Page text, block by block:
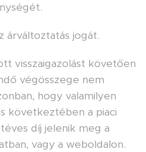
árváltoztatás jogát.
visszaigazolást követően
végösszege nem
hogy valamilyen
következtében a piaci
díj jelenik meg a
vagy a weboldalon.